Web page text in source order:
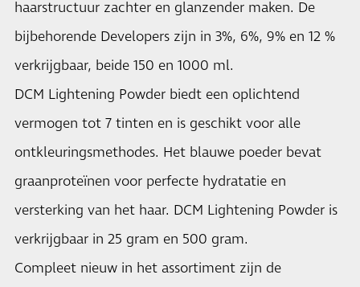
haarstructuur zachter en glanzender maken. De
bijbehorende Developers zijn in 3%, 6%, 9% en 12 %
verkrijgbaar, beide 150 en 1000 ml.
DCM Lightening Powder biedt een oplichtend
vermogen tot 7 tinten en is geschikt voor alle
ontkleuringsmethodes. Het blauwe poeder bevat
graanproteïnen voor perfecte hydratatie en
versterking van het haar. DCM Lightening Powder is
verkrijgbaar in 25 gram en 500 gram.
Compleet nieuw in het assortiment zijn de